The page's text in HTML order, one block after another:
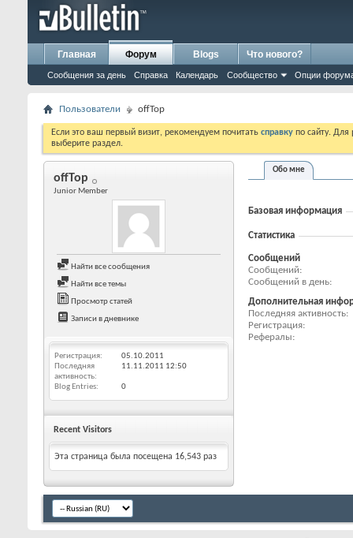
Главная Форум
Сообщения за день Справка Календарь Сообщество Опции
Blogs Что нового?
Пользователи offTop
Если это ваш первый визит, рекомендуем почитать справку по сайту.
выберите раздел.
offTop
Junior Member
Найти все сообщения
Найти все темы
Просмотр статей
Записи в дневнике
Регистрация
05.10.2011
Последняя
активность
11.11.2011 12:50
Blog Entries 0
Recent Visitors
Эта страница была посещена 16,543 раз
Обо мне
Базовая информация
Статистика
Сообщений
Сообщений
Сообщений в день
Дополнительная
Последняя активность
Регистрация
Рефералы